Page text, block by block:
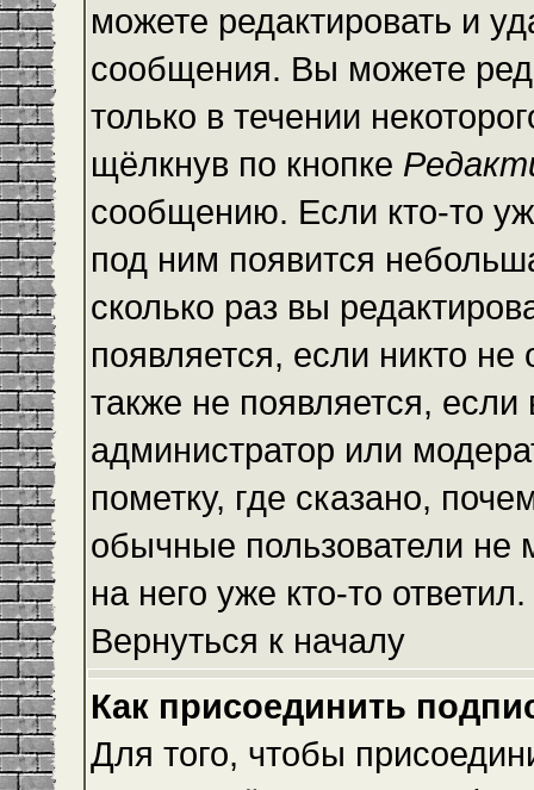
можете редактировать и
сообщения. Вы можете
только в течении
щёлкнув по кнопке
сообщению. Если кто-то
под ним появится
сколько раз вы
появляется, если никто
также не появляется,
администратор или
пометку, где сказано,
обычные пользователи не
на него уже кто-то ответил.
Вернуться к началу
Как присоединить
Для того, чтобы